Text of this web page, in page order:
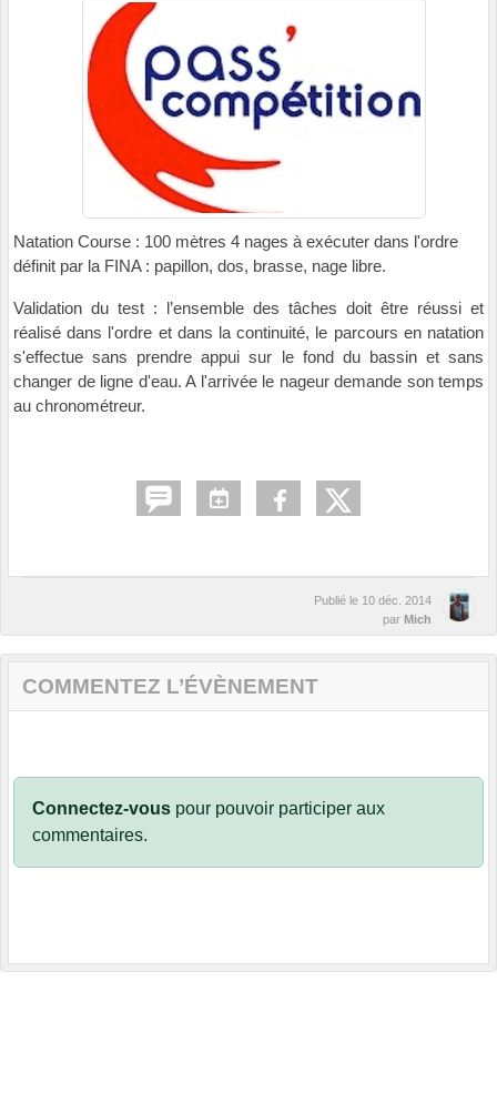
Natation Course : 100 mètres 4 nages à exécuter dans l'ordre
définit par la FINA : papillon, dos, brasse, nage libre.
Validation du test : l’ensemble des tâches doit être réussi et
réalisé dans l'ordre et dans la continuité, le parcours en natation
s'effectue sans prendre appui sur le fond du bassin et sans
changer de ligne d'eau. A l'arrivée le nageur demande son temps
au chronométreur.
Publié le 10 déc. 2014
par Mich
COMMENTEZ L’ÉVÈNEMENT
Connectez-vous pour pouvoir participer aux
commentaires.